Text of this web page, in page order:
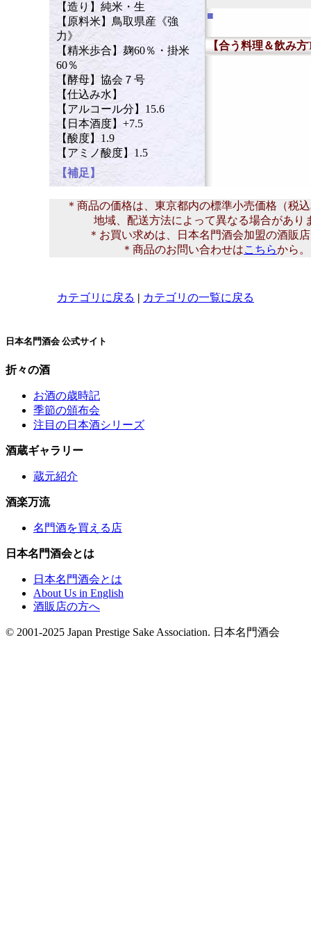
【造り】純米・生
【原料米】鳥取県産《強
力》
【精米歩合】麹60％・掛米
60％
【酵母】協会７号
【仕込み水】
【アルコール分】15.6
【日本酒度】+7.5
【酸度】1.9
【アミノ酸度】1.5
【補足】
■
【合う料理＆飲み
＊商品の価格は、東京都内の標準小売価格（税
地域、配送方法によって異なる場合があり
＊お買い求めは、日本名門酒会加盟の酒販
＊商品のお問い合わせはこちらから。
カテゴリに戻る | カテゴリの一覧に戻る
日本名門酒会 公式サイト
折々の酒
お酒の歳時記
季節の頒布会
注目の日本酒シリーズ
酒蔵ギャラリー
蔵元紹介
酒楽万流
名門酒を買える店
日本名門酒会とは
日本名門酒会とは
About Us in English
酒販店の方へ
© 2001-2025 Japan Prestige Sake Association. 日本名門酒会